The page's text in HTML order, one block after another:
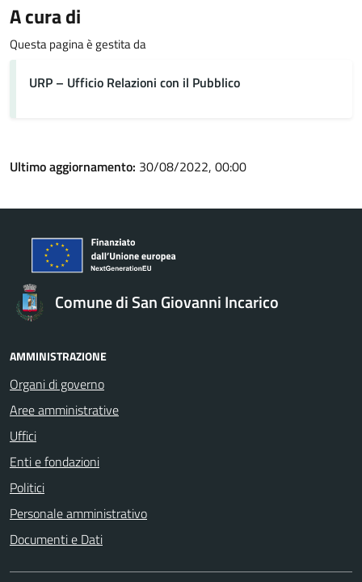
A cura di
Questa pagina è gestita da
URP – Ufficio Relazioni con il Pubblico
Ultimo aggiornamento: 30/08/2022, 00:00
Comune di San Giovanni Incarico
AMMINISTRAZIONE
Organi di governo
Aree amministrative
Uffici
Enti e fondazioni
Politici
Personale amministrativo
Documenti e Dati